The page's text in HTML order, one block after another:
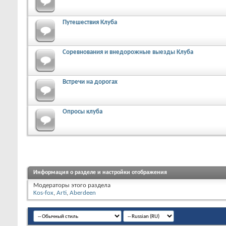
Путешествия Клуба
Соревнования и внедорожные выезды Клуба
Встречи на дорогах
Опросы клуба
Информация о разделе и настройки отображения
Модераторы этого раздела
Kos-fox, Arti, Aberdeen